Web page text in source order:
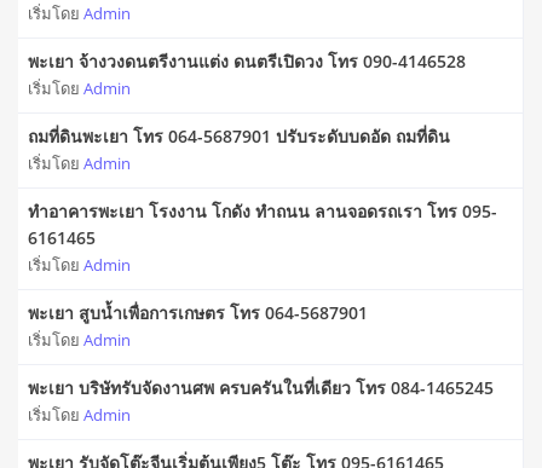
เริ่มโดย Admin
พะเยา จ้างวงดนตรีงานแต่ง ดนตรีเปิดวง โทร 090-4146528
เริ่มโดย Admin
ถมที่ดินพะเยา โทร 064-5687901 ปรับระดับบดอัด ถมที่ดิน
เริ่มโดย Admin
ทำอาคารพะเยา โรงงาน โกดัง ทำถนน ลานจอดรถเรา โทร 095-
6161465
เริ่มโดย Admin
พะเยา สูบน้ำเพื่อการเกษตร โทร 064-5687901
เริ่มโดย Admin
พะเยา บริษัทรับจัดงานศพ ครบครันในที่เดียว โทร 084-1465245
เริ่มโดย Admin
พะเยา รับจัดโต๊ะจีนเริ่มต้นเพียง5 โต๊ะ โทร 095-6161465